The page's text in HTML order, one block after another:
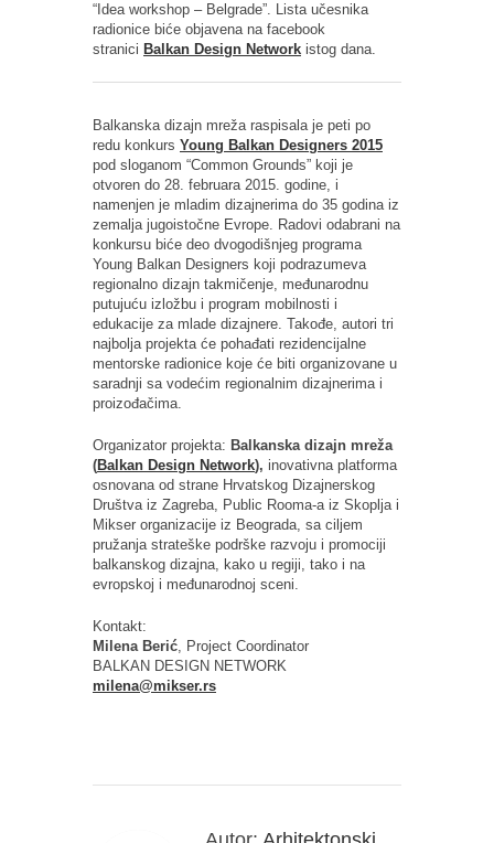
“Idea workshop – Belgrade”. Lista učesnika
radionice biće objavena na facebook
stranici Balkan Design Network istog dana.
Balkanska dizajn mreža raspisala je peti po
redu konkurs Young Balkan Designers 2015
pod sloganom “Common Grounds” koji je
otvoren do 28. februara 2015. godine, i
namenjen je mladim dizajnerima do 35 godina iz
zemalja jugoistočne Evrope. Radovi odabrani na
konkursu biće deo dvogodišnjeg programa
Young Balkan Designers koji podrazumeva
regionalno dizajn takmičenje, međunarodnu
putujuću izložbu i program mobilnosti i
edukacije za mlade dizajnere. Takođe, autori tri
najbolja projekta će pohađati rezidencijalne
mentorske radionice koje će biti organizovane u
saradnji sa vodećim regionalnim dizajnerima i
proizođačima.
Organizator projekta: Balkanska dizajn mreža
(Balkan Design Network), inovativna platforma
osnovana od strane Hrvatskog Dizajnerskog
Društva iz Zagreba, Public Rooma-a iz Skoplja i
Mikser organizacije iz Beograda, sa ciljem
pružanja strateške podrške razvoju i promociji
balkanskog dizajna, kako u regiji, tako i na
evropskoj i međunarodnoj sceni.
Kontakt:
Milena Berić, Project Coordinator
BALKAN DESIGN NETWORK
milena@mikser.rs